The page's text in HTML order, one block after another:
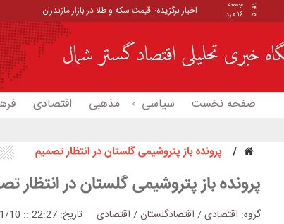
۱۴۰۵
جمعه
۱۶ مرد
اخبار برگزیده: قیمت سکه و طلا در بازار مازندران
صفحه نخست سیاسی مذهبی اقتصادی
پرونده باز پتروشیمی گلستان در انتظار تصمیم
پرونده باز پتروشیمی گلستان در انتظار
گروه: اقتصادی / اقتصادگلستان/ اقتصادی تاریخ: 22:27 :: 2019/01/10